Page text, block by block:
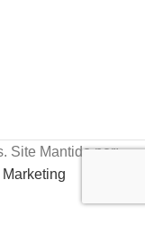
Site Mantido por: